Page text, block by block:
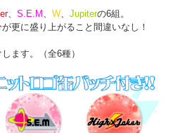
、 S.E.M 、 W、 Jupiterの6組。
更に盛り上がること間違いなし！
ます。（全6種）